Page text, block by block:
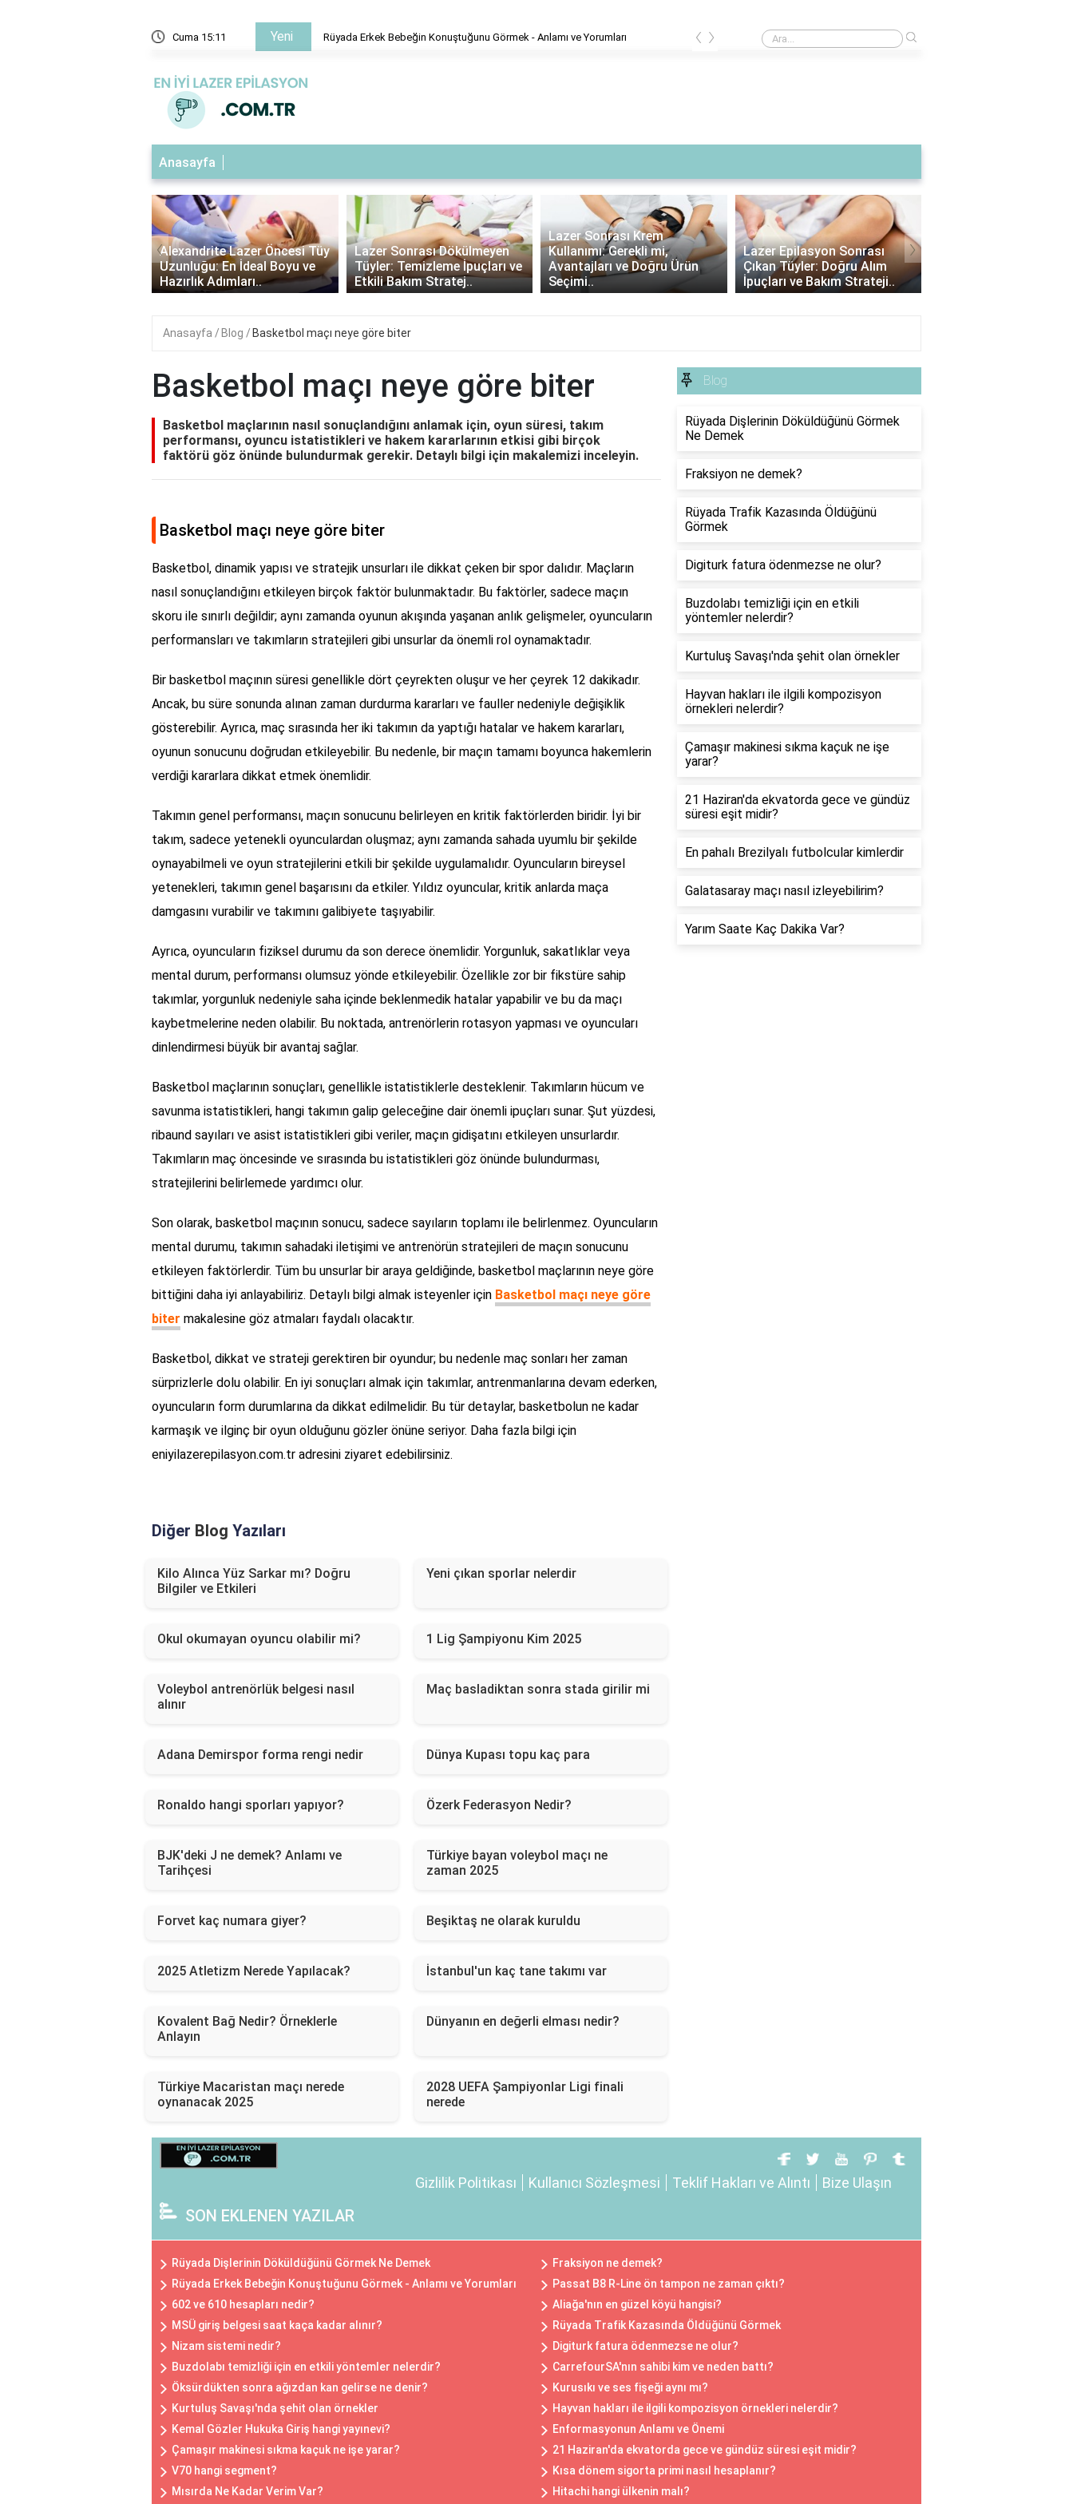
Cuma 15:11 Yeni
Konuştuğunu Görmek - Anlamı ve Yorumları Rüyada Erkek Bebeğin Konuştuğunu Görmek - Anlamı ve Yorumları Rüyada Erkek Bebeğin Konuştuğunu Görmek - Anlamı ve Yorumları
‹ ›
Anasayfa
Alexandrite Lazer Öncesi Tüy
Uzunluğu: En İdeal Boyu ve
Hazırlık Adımları..
Lazer Sonrası Dökülmeyen
Tüyler: Temizleme İpuçları ve
Etkili Bakım Stratej..
Lazer Sonrası Krem
Kullanımı: Gerekli mi,
Avantajları ve Doğru Ürün
Seçimi..
Lazer Epilasyon Sonrası
Çıkan Tüyler: Doğru Alım
İpuçları ve Bakım Strateji..
‹ ›
Anasayfa Blog Basketbol maçı neye göre biter
Basketbol maçı neye göre biter
Basketbol maçlarının nasıl sonuçlandığını anlamak için, oyun süresi, takım
performansı, oyuncu istatistikleri ve hakem kararlarının etkisi gibi birçok
faktörü göz önünde bulundurmak gerekir. Detaylı bilgi için makalemizi inceleyin.
Basketbol maçı neye göre biter
Basketbol, dinamik yapısı ve stratejik unsurları ile dikkat çeken bir spor dalıdır. Maçların
nasıl sonuçlandığını etkileyen birçok faktör bulunmaktadır. Bu faktörler, sadece maçın
skoru ile sınırlı değildir; aynı zamanda oyunun akışında yaşanan anlık gelişmeler, oyuncuların
performansları ve takımların stratejileri gibi unsurlar da önemli rol oynamaktadır.
Bir basketbol maçının süresi genellikle dört çeyrekten oluşur ve her çeyrek 12 dakikadır.
Ancak, bu süre sonunda alınan zaman durdurma kararları ve fauller nedeniyle değişiklik
gösterebilir. Ayrıca, maç sırasında her iki takımın da yaptığı hatalar ve hakem kararları,
oyunun sonucunu doğrudan etkileyebilir. Bu nedenle, bir maçın tamamı boyunca hakemlerin
verdiği kararlara dikkat etmek önemlidir.
Takımın genel performansı, maçın sonucunu belirleyen en kritik faktörlerden biridir. İyi bir
takım, sadece yetenekli oyunculardan oluşmaz; aynı zamanda sahada uyumlu bir şekilde
oynayabilmeli ve oyun stratejilerini etkili bir şekilde uygulamalıdır. Oyuncuların bireysel
yetenekleri, takımın genel başarısını da etkiler. Yıldız oyuncular, kritik anlarda maça
damgasını vurabilir ve takımını galibiyete taşıyabilir.
Ayrıca, oyuncuların fiziksel durumu da son derece önemlidir. Yorgunluk, sakatlıklar veya
mental durum, performansı olumsuz yönde etkileyebilir. Özellikle zor bir fikstüre sahip
takımlar, yorgunluk nedeniyle saha içinde beklenmedik hatalar yapabilir ve bu da maçı
kaybetmelerine neden olabilir. Bu noktada, antrenörlerin rotasyon yapması ve oyuncuları
dinlendirmesi büyük bir avantaj sağlar.
Basketbol maçlarının sonuçları, genellikle istatistiklerle desteklenir. Takımların hücum ve
savunma istatistikleri, hangi takımın galip geleceğine dair önemli ipuçları sunar. Şut yüzdesi,
ribaund sayıları ve asist istatistikleri gibi veriler, maçın gidişatını etkileyen unsurlardır.
Takımların maç öncesinde ve sırasında bu istatistikleri göz önünde bulundurması,
stratejilerini belirlemede yardımcı olur.
Son olarak, basketbol maçının sonucu, sadece sayıların toplamı ile belirlenmez. Oyuncuların
mental durumu, takımın sahadaki iletişimi ve antrenörün stratejileri de maçın sonucunu
etkileyen faktörlerdir. Tüm bu unsurlar bir araya geldiğinde, basketbol maçlarının neye göre
bittiğini daha iyi anlayabiliriz. Detaylı bilgi almak isteyenler için Basketbol maçı neye göre
biter makalesine göz atmaları faydalı olacaktır.
Basketbol, dikkat ve strateji gerektiren bir oyundur; bu nedenle maç sonları her zaman
sürprizlerle dolu olabilir. En iyi sonuçları almak için takımlar, antrenmanlarına devam ederken,
oyuncuların form durumlarına da dikkat edilmelidir. Bu tür detaylar, basketbolun ne kadar
karmaşık ve ilginç bir oyun olduğunu gözler önüne seriyor. Daha fazla bilgi için
eniyilazerepilasyon.com.tr adresini ziyaret edebilirsiniz.
Diğer Blog Yazıları
Kilo Alınca Yüz Sarkar mı? Doğru
Bilgiler ve Etkileri
Yeni çıkan sporlar nelerdir
Okul okumayan oyuncu olabilir mi? 1 Lig Şampiyonu Kim 2025
Voleybol antrenörlük belgesi nasıl
alınır
Maç basladiktan sonra stada girilir mi
Adana Demirspor forma rengi nedir Dünya Kupası topu kaç para
Ronaldo hangi sporları yapıyor? Özerk Federasyon Nedir?
BJK'deki J ne demek? Anlamı ve
Tarihçesi
Türkiye bayan voleybol maçı ne
zaman 2025
Forvet kaç numara giyer? Beşiktaş ne olarak kuruldu
2025 Atletizm Nerede Yapılacak? İstanbul'un kaç tane takımı var
Kovalent Bağ Nedir? Örneklerle
Anlayın
Dünyanın en değerli elması nedir?
Türkiye Macaristan maçı nerede
oynanacak 2025
2028 UEFA Şampiyonlar Ligi finali
nerede
Blog
Rüyada Dişlerinin Döküldüğünü Görmek
Ne Demek
Fraksiyon ne demek?
Rüyada Trafik Kazasında Öldüğünü
Görmek
Digiturk fatura ödenmezse ne olur?
Buzdolabı temizliği için en etkili
yöntemler nelerdir?
Kurtuluş Savaşı'nda şehit olan örnekler
Hayvan hakları ile ilgili kompozisyon
örnekleri nelerdir?
Çamaşır makinesi sıkma kaçuk ne işe
yarar?
21 Haziran'da ekvatorda gece ve gündüz
süresi eşit midir?
En pahalı Brezilyalı futbolcular kimlerdir
Galatasaray maçı nasıl izleyebilirim?
Yarım Saate Kaç Dakika Var?
Gizlilik Politikası Kullanıcı Sözleşmesi Teklif Hakları ve Alıntı Bize Ulaşın
SON EKLENEN YAZILAR
Rüyada Dişlerinin Döküldüğünü Görmek Ne Demek
Fraksiyon ne demek?
Rüyada Erkek Bebeğin Konuştuğunu Görmek - Anlamı ve Yorumları
Passat B8 R-Line ön tampon ne zaman çıktı?
602 ve 610 hesapları nedir?
Aliağa'nın en güzel köyü hangisi?
MSÜ giriş belgesi saat kaça kadar alınır?
Rüyada Trafik Kazasında Öldüğünü Görmek
Nizam sistemi nedir?
Digiturk fatura ödenmezse ne olur?
Buzdolabı temizliği için en etkili yöntemler nelerdir?
CarrefourSA'nın sahibi kim ve neden battı?
Öksürdükten sonra ağızdan kan gelirse ne denir?
Kurusıkı ve ses fişeği aynı mı?
Kurtuluş Savaşı'nda şehit olan örnekler
Hayvan hakları ile ilgili kompozisyon örnekleri nelerdir?
Kemal Gözler Hukuka Giriş hangi yayınevi?
Enformasyonun Anlamı ve Önemi
Çamaşır makinesi sıkma kaçuk ne işe yarar?
21 Haziran'da ekvatorda gece ve gündüz süresi eşit midir?
V70 hangi segment?
Kısa dönem sigorta primi nasıl hesaplanır?
Mısırda Ne Kadar Verim Var?
Hitachi hangi ülkenin malı?